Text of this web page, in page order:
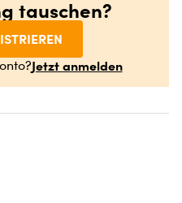
tauschen?
Jetzt anmelden